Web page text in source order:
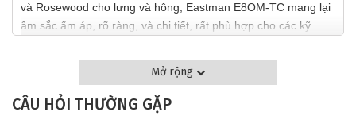
và Rosewood cho lưng và hông, Eastman E8OM-TC mang lại
âm sắc ấm áp, rõ ràng, và chi tiết, rất phù hợp cho các kỹ
Cùng khám phá chi tiết những điểm nổi bật làm nên sự thu hút
đặc biệt của Eastman Traditional E8OM-TC trong bài viết này.
Mở rộng
CÂU HỎI THƯỜNG GẶP